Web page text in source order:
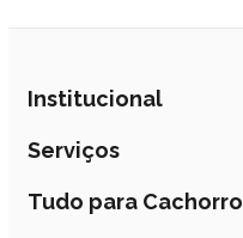
Institucional
Quem Somos
Prazos de Entrega
Serviços
Banho e Tosa
Tudo para Cachorro